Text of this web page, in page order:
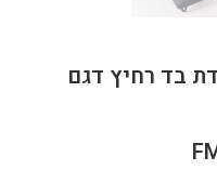
בד רחיץ דגם